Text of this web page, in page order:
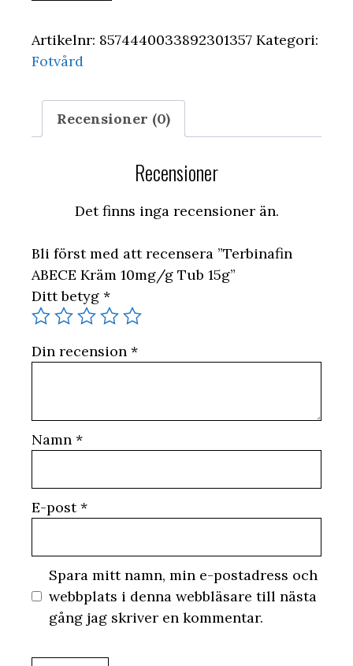
Artikelnr: 8574440033892301357 Kategori:
Fotvård
Recensioner (0)
Recensioner
Det finns inga recensioner än.
Bli först med att recensera ”Terbinafin
ABECE Kräm 10mg/g Tub 15g”
Ditt betyg *
Din recension *
Namn *
E-post*
Spara mitt namn, min e-postadress och
webbplats i denna webbläsare till nästa
gång jag skriver en kommentar.